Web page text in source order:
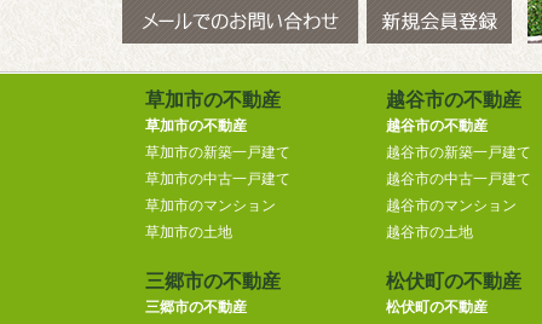
草加市の不動産
草加市の不動産
草加市の新築一戸建て
草加市の中古一戸建て
草加市のマンション
草加市の土地
越谷市の不動産
越谷市の不動産
越谷市の新築一戸建て
越谷市の中古一戸建て
越谷市のマンション
越谷市の土地
三郷市の不動産
三郷市の不動産
松伏町の不動産
松伏町の不動産